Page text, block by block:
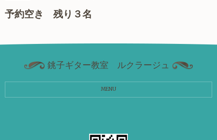
予約空き 残り３名
銚子ギター教室 ルクラージュ
MENU